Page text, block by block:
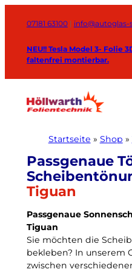
Inhalt07181 63100|
NEU!! Tesla Model 3- Folie
faltenfrei montierbar.
Startseite » Shop »
Tiguan
Passgenaue
Tiguan
Sie möchten die
bekleben? In unserem
zwischen